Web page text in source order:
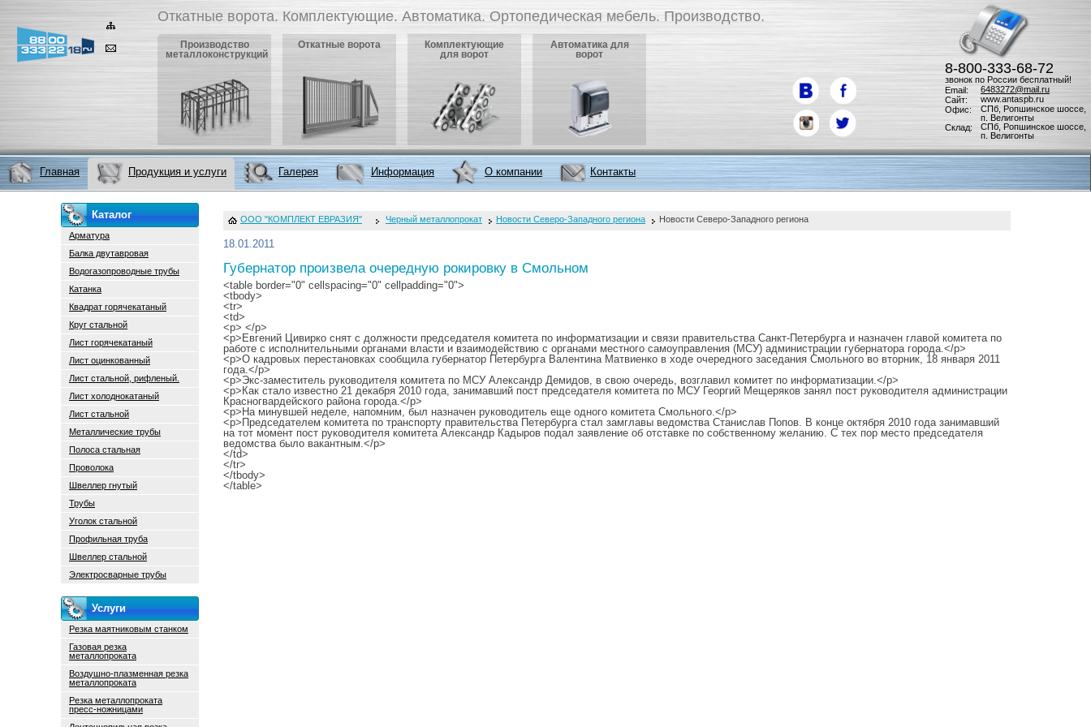
Откатные ворота. Комплектующие. Автоматика. Ортопедическая мебель. Производство.
Производство
металлоконструкций
Откатные ворота
Комплектующие
для ворот
Автоматика для
ворот
8-800-333-68-72
звонок по России бесплатный!
Email:
6483272@mail.ru
Сайт:
www.antaspb.ru
Офис:
СПб, Ропшинское шоссе,
п. Велигонты
Склад:
СПб, Ропшинское шоссе,
п. Велигонты
Главная Продукция и услуги Галерея Информация О компании Контакты
ООО "КОМПЛЕКТ ЕВРАЗИЯ" Черный металлопрокат Новости Северо-Западного региона Новости Северо-Западного региона
18.01.2011
Губернатор произвела очередную рокировку в Смольном
<table border="0" cellspacing="0" cellpadding="0">
<tbody>
<tr>
<td>
<p> </p>
<p>Евгений Цивирко снят с должности председателя комитета по информатизации и связи правительства Санкт-Петербурга и назначен главой комитета по
работе с исполнительными органами власти и взаимодействию с органами местного самоуправления (МСУ) администрации губернатора города.</p>
<p>О кадровых перестановках сообщила губернатор Петербурга Валентина Матвиенко в ходе очередного заседания Смольного во вторник, 18 января 2011
года.</p>
<p>Экс-заместитель руководителя комитета по МСУ Александр Демидов, в свою очередь, возглавил комитет по информатизации.</p>
<p>Как стало известно 21 декабря 2010 года, занимавший пост председателя комитета по МСУ Георгий Мещеряков занял пост руководителя администрации
Красногвардейского района города.</p>
<p>На минувшей неделе, напомним, был назначен руководитель еще одного комитета Смольного.</p>
<p>Председателем комитета по транспорту правительства Петербурга стал замглавы ведомства Станислав Попов. В конце октября 2010 года занимавший
на тот момент пост руководителя комитета Александр Кадыров подал заявление об отставке по собственному желанию. С тех пор место председателя
ведомства было вакантным.</p>
</td>
</tr>
</tbody>
</table>
Каталог
Арматура
Балка двутавровая
Водогазопроводные трубы
Катанка
Квадрат горячекатаный
Круг стальной
Лист горячекатаный
Лист оцинкованный
Лист стальной, рифленый.
Лист холоднокатаный
Лист стальной
Металлические трубы
Полоса стальная
Проволока
Швеллер гнутый
Трубы
Уголок стальной
Профильная труба
Швеллер стальной
Электросварные трубы
Услуги
Резка маятниковым станком
Газовая резка
металлопроката
Воздушно-плазменная резка
металлопроката
Резка металлопроката
пресс-ножницами